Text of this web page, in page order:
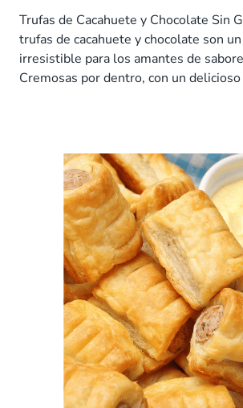
Trufas de Cacahuete y Chocolate Sin
trufas de cacahuete y chocolate son
irresistible para los amantes de
Cremosas por dentro, con un